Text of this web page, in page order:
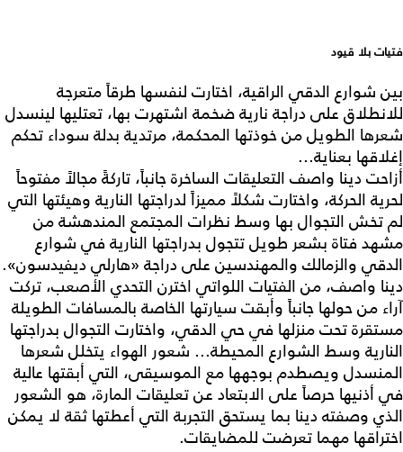
فتيات بلا قيود
بين شوارع الدقي الراقية، اختارت لنفسها طرقاً متعرجة
للانطلاق على دراجة نارية ضخمة اشتهرت بها، تعتليها لينسدل
شعرها الطويل من خوذتها المحكمة، مرتدية بدلة سوداء تحكم
إغلاقها بعناية...
أزاحت دينا واصف التعليقات الساخرة جانباً، تاركةً مجالاً مفتوحاً
لحرية الحركة، واختارت شكلاً مميزاً لدراجتها النارية وهيئتها التي
لم تخش التجوال بها وسط نظرات المجتمع المندهشة من
مشهد فتاة بشعر طويل تتجول بدراجتها النارية في شوارع
الدقي والزمالك والمهندسين على دراجة «هارلي ديفيدسون».
دينا واصف، من الفتيات اللواتي اخترن التحدي الأصعب، تركت
آراء من حولها جانباً وأبقت سيارتها الخاصة بالمسافات الطويلة
مستقرة تحت منزلها في حي الدقي، واختارت التجوال بدراجتها
النارية وسط الشوارع المحيطة... شعور الهواء يتخلل شعرها
المنسدل ويصطدم بوجهها مع الموسيقى، التي أبقتها عالية
في أذنيها حرصاً على الابتعاد عن تعليقات المارة، هو الشعور
الذي وصفته دينا بما يستحق التجربة التي أعطتها ثقة لا يمكن
اختراقها مهما تعرضت للمضايقات.